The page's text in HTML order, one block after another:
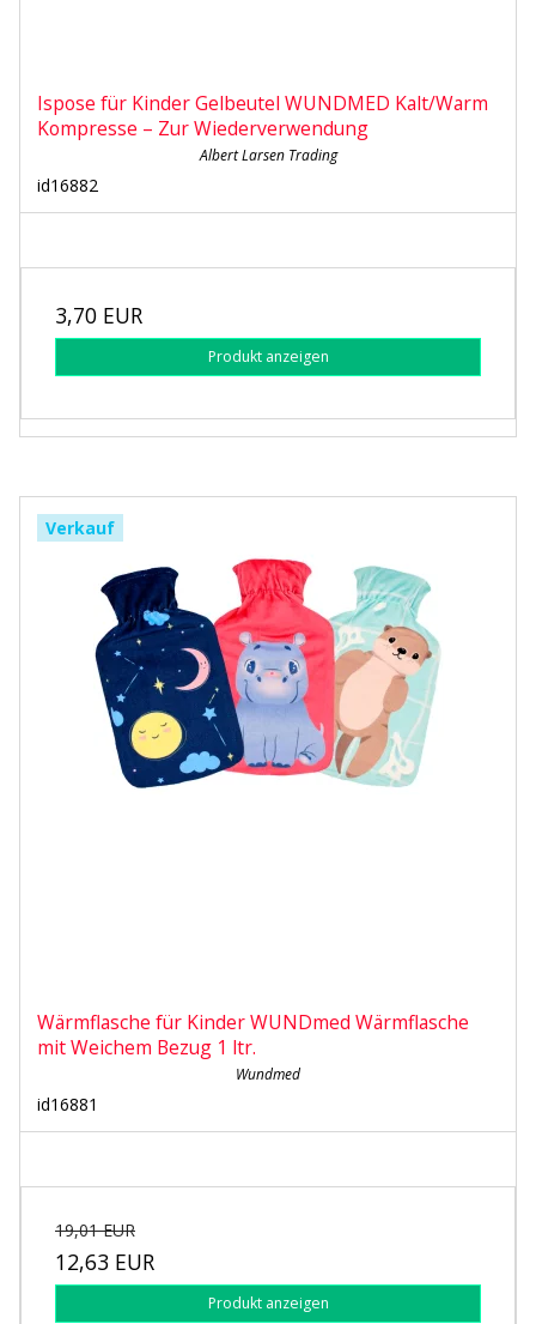
Ispose für Kinder Gelbeutel WUNDMED Kalt/Warm
Kompresse – Zur Wiederverwendung
Albert Larsen Trading
id16882
3,70 EUR
Produkt anzeigen
Verkauf
Wärmflasche für Kinder WUNDmed Wärmflasche
mit Weichem Bezug 1 ltr.
Wundmed
id16881
19,01 EUR
12,63 EUR
Produkt anzeigen